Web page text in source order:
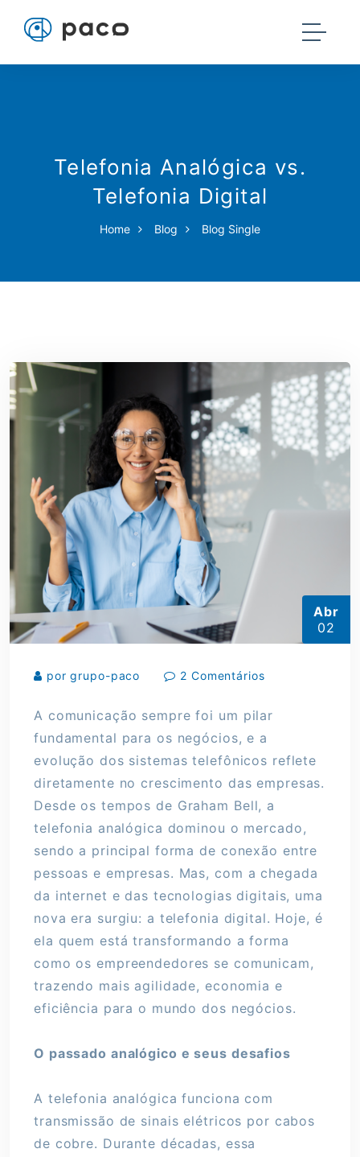
Telefonia Analógica vs.
Telefonia Digital
Home Blog Blog Single
Abr
02
por grupo-paco 2 Comentários
A comunicação sempre foi um pilar
fundamental para os negócios, e a
evolução dos sistemas telefônicos reflete
diretamente no crescimento das empresas.
Desde os tempos de Graham Bell, a
telefonia analógica dominou o mercado,
sendo a principal forma de conexão entre
pessoas e empresas. Mas, com a chegada
da internet e das tecnologias digitais, uma
nova era surgiu: a telefonia digital. Hoje, é
ela quem está transformando a forma
como os empreendedores se comunicam,
trazendo mais agilidade, economia e
eficiência para o mundo dos negócios.
O passado analógico e seus desafios
A telefonia analógica funciona com
transmissão de sinais elétricos por cabos
de cobre. Durante décadas, essa